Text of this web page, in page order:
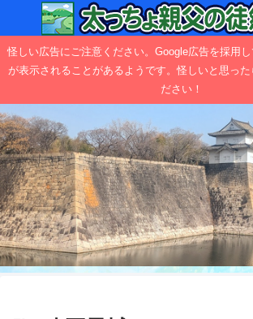
怪しい広告にご注意ください。Google広告を採用
が表示されることがあるようです。怪しいと思った
ださい！